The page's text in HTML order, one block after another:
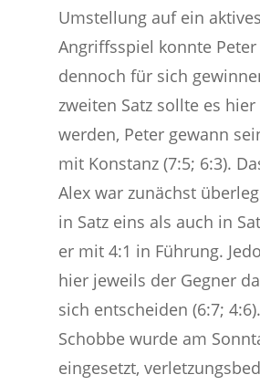
Umstellung auf ein aktives
Angriffsspiel konnte Peter
dennoch für sich
zweiten Satz sollte es
werden, Peter gewann
mit Konstanz (7:5; 6:3).
Alex war zunächst
in Satz eins als auch in
er mit 4:1 in Führung.
hier jeweils der Gegner
sich entscheiden (6:7;
Schobbe wurde am
eingesetzt,